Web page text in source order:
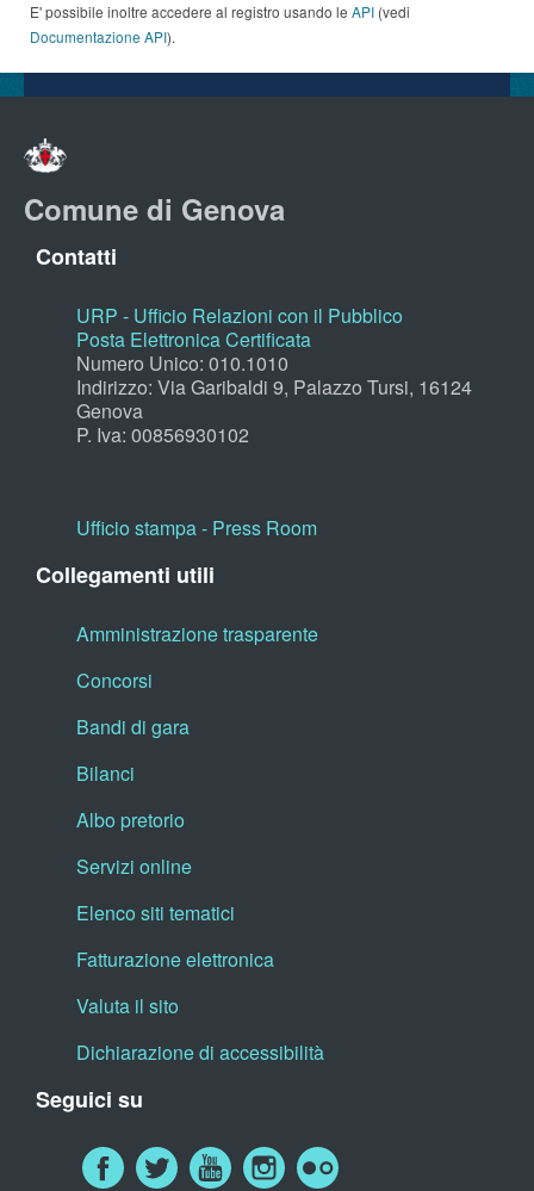
E' possibile inoltre accedere al registro usando le API (vedi
Documentazione API).
Comune di Genova
Contatti
URP - Ufficio Relazioni con il Pubblico
Posta Elettronica Certificata
Numero Unico: 010.1010
Indirizzo: Via Garibaldi 9, Palazzo Tursi, 16124
Genova
P. Iva: 00856930102
Ufficio stampa - Press Room
Collegamenti utili
Amministrazione trasparente
Concorsi
Bandi di gara
Bilanci
Albo pretorio
Servizi online
Elenco siti tematici
Fatturazione elettronica
Valuta il sito
Dichiarazione di accessibilità
Seguici su